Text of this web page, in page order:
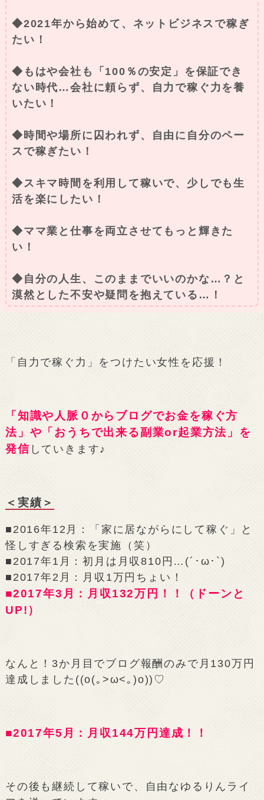
◆2021年から始めて、ネットビジネスで稼ぎ
たい！
◆もはや会社も「100％の安定」を保証でき
ない時代…会社に頼らず、自力で稼ぐ力を養
いたい！
◆時間や場所に囚われず、自由に自分のペー
スで稼ぎたい！
◆スキマ時間を利用して稼いで、少しでも生
活を楽にしたい！
◆ママ業と仕事を両立させてもっと輝きた
い！
◆自分の人生、このままでいいのかな…？と
漠然とした不安や疑問を抱えている…！
「自力で稼ぐ力」をつけたい女性を応援！
「知識や人脈０からブログでお金を稼ぐ方
法」や「おうちで出来る副業or起業方法」を
発信 していきます♪
＜実績＞
■2016年12月：「家に居ながらにして稼ぐ」と
怪しすぎる検索を実施（笑）
■2017年1月：初月は月収810円…(´･ω･`)
■2017年2月：月収1万円ちょい！
■2017年3月：月収132万円！！（ドーンと
UP!）
なんと！3か月目でブログ報酬のみで月130万円
達成しました((o(｡>ω<｡)o))♡
■2017年5月：月収144万円達成！！
その後も継続して稼いで、自由なゆるりんライ